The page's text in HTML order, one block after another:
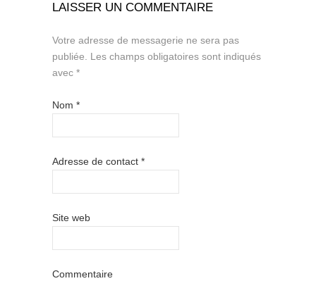
LAISSER UN COMMENTAIRE
Votre adresse de messagerie ne sera pas
publiée. Les champs obligatoires sont indiqués
avec *
Nom *
Adresse de contact *
Site web
Commentaire